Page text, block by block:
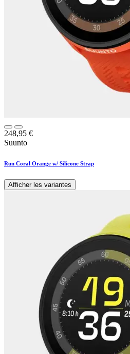
248,95 €
Suunto
Run Coral Orange w/ Silicone Strap
Afficher les variantes